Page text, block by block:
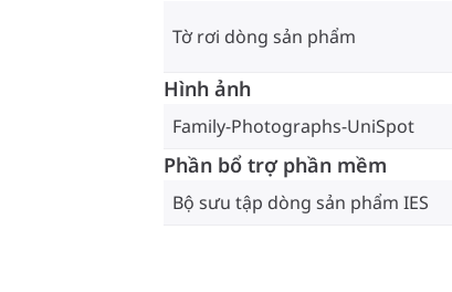
Tờ rơi dòng sản phẩm
Hình ảnh
Family-Photographs-UniSpot
Phần bổ trợ phần mềm
Bộ sưu tập dòng sản phẩm IES